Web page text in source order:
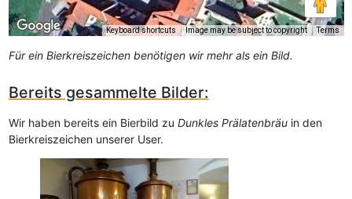
Keyboard shortcuts Image may be subject to copyright Terms
Für ein Bierkreiszeichen benötigen wir mehr als ein Bild.
Bereits gesammelte Bilder:
Wir haben bereits ein Bierbild zu Dunkles Prälatenbräuin den
Bierkreiszeichen unserer User.